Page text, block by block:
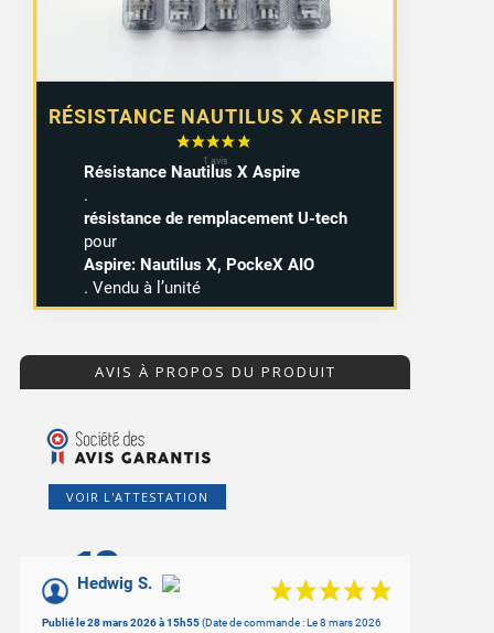
RÉSISTANCE NAUTILUS X ASPIRE
Résistance Nautilus X Aspire
.
résistance de remplacement U-tech
pour
Aspire: Nautilus X, PockeX AIO
. Vendu à l’unité
AVIS À PROPOS DU PRODUIT
VOIR L'ATTESTATION
10/10
Basé sur 3 avis
Hedwig S.
Publié le 28 mars 2026 à 15h55(Date de commande : Le 8 mars 2026